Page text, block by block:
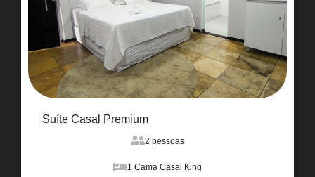
Suíte Casal Premium
2 pessoas
1 Cama Casal King